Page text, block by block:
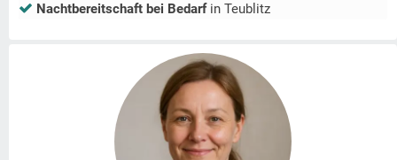
Nachtbereitschaft bei Bedarfin Teublitz